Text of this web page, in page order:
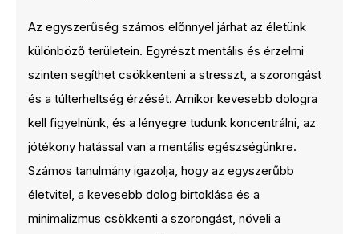
Az egyszerűség számos előnnyel járhat az életünk
különböző területein. Egyrészt mentális és érzelmi
szinten segíthet csökkenteni a stresszt, a szorongást
és a túlterheltség érzését. Amikor kevesebb dologra
kell figyelnünk, és a lényegre tudunk koncentrálni, az
jótékony hatással van a mentális egészségünkre.
Számos tanulmány igazolja, hogy az egyszerűbb
életvitel, a kevesebb dolog birtoklása és a
minimalizmus csökkenti a szorongást, növeli a